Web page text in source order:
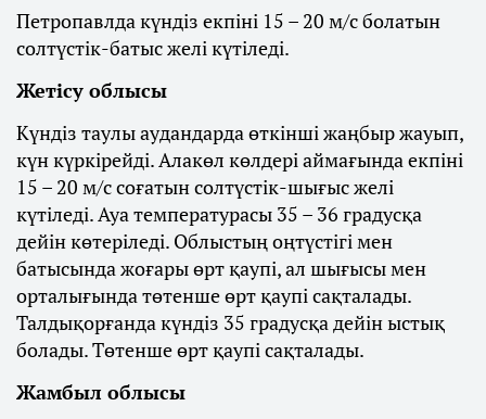
Петропавлда күндіз екпіні 15 – 20 м/с болатын
солтүстік-батыс желі күтіледі.
Жетісу облысы
Күндіз таулы аудандарда өткінші жаңбыр жауып,
күн күркірейді. Алакөл көлдері аймағында екпіні
15 – 20 м/с соғатын солтүстік-шығыс желі
күтіледі. Ауа температурасы 35 – 36 градусқа
дейін көтеріледі. Облыстың оңтүстігі мен
батысында жоғары өрт қаупі, ал шығысы мен
орталығында төтенше өрт қаупі сақталады.
Талдықорғанда күндіз 35 градусқа дейін ыстық
болады. Төтенше өрт қаупі сақталады.
Жамбыл облысы